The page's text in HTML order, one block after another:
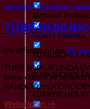
Tazminat
Ticaret Hukuku
TÜRKISCHES
TÜRKISCHES
TÜRKISCHES
Aile Hukuku,Şahıs Hukuku
TÜRK
Veröffentlicht am31.
TÜRK HUKUKUNDA
kamu düzeni ve
RANDEVUYLA
Weiterlesen →